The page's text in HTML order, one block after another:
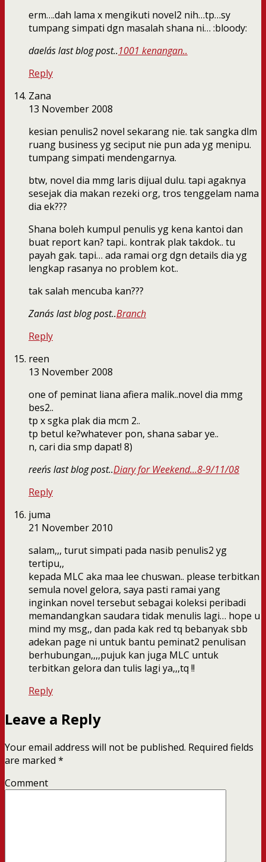
erm….dah lama x mengikuti novel2 nih…tp…sy
tumpang simpati dgn masalah shana ni… :bloody:
daela´s last blog post..1001 kenangan..
Reply
Zana
13 November 2008
kesian penulis2 novel sekarang nie. tak sangka dlm
ruang business yg seciput nie pun ada yg menipu.
tumpang simpati mendengarnya.
btw, novel dia mmg laris dijual dulu. tapi agaknya
sesejak dia makan rezeki org, tros tenggelam nama
dia ek???
Shana boleh kumpul penulis yg kena kantoi dan
buat report kan? tapi.. kontrak plak takdok.. tu
payah gak. tapi… ada ramai org dgn details dia yg
lengkap rasanya no problem kot..
tak salah mencuba kan???
Zana´s last blog post..Branch
Reply
reen
13 November 2008
one of peminat liana afiera malik..novel dia mmg
bes2..
tp x sgka plak dia mcm 2..
tp betul ke?whatever pon, shana sabar ye..
n, cari dia smp dapat! 8)
reen´s last blog post..Diary for Weekend…8-9/11/08
Reply
juma
21 November 2010
salam,,, turut simpati pada nasib penulis2 yg
tertipu,,
kepada MLC aka maa lee chuswan.. please terbitkan
semula novel gelora, saya pasti ramai yang
inginkan novel tersebut sebagai koleksi peribadi
memandangkan saudara tidak menulis lagi… hope u
mind my msg,, dan pada kak red tq bebanyak sbb
adekan page ni untuk bantu peminat2 penulisan
berhubungan,,,,pujuk kan juga MLC untuk
terbitkan gelora dan tulis lagi ya,,,tq !!
Reply
Leave a Reply
Your email address will not be published. Required fields
are marked *
Comment